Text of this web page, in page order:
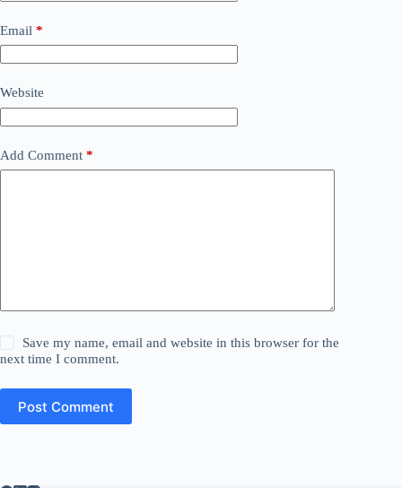
Email *
Website
Add Comment *
Save my name, email and website in this browser for the
next time I comment.
Post Comment